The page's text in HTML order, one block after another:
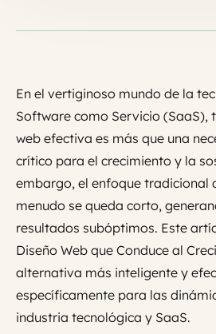
En el vertiginoso mundo de la
Software como Servicio (SaaS),
web efectiva es más que una
crítico para el crecimiento y la
embargo, el enfoque tradicional
menudo se queda corto,
resultados subóptimos. Este
Diseño Web que Conduce al
alternativa más inteligente y
específicamente para las
industria tecnológica y SaaS.